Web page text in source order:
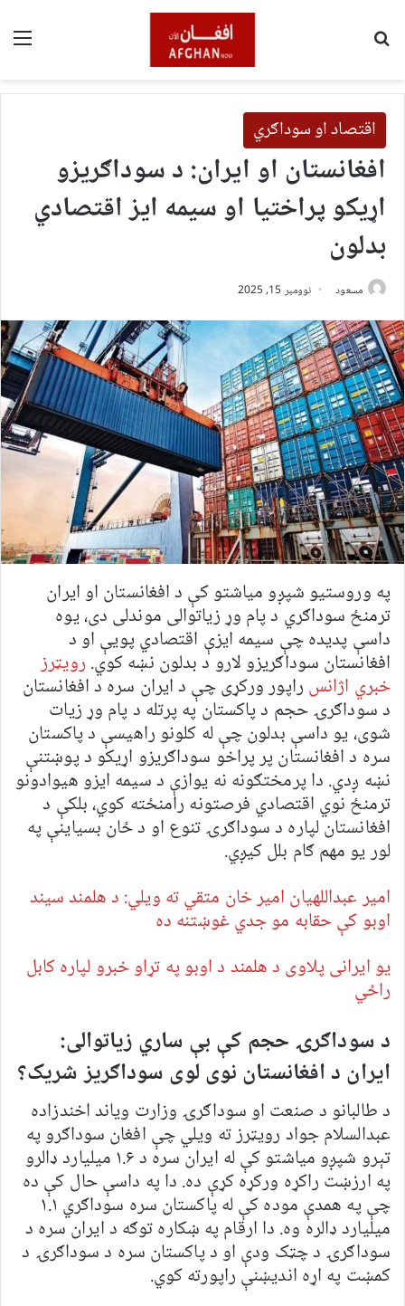
اقتصاد او سوداګري
افغانستان او ایران: د سوداګریزو
اړیکو پراختیا او سیمه ایز اقتصادي
بدلون
مسعود نوومبر 15, 2025
په وروستیو شپږو میاشتو کې د افغانستان او ایران
ترمنځ سوداګري د پام وړ زیاتوالی موندلی دی، یوه
داسې پدیده چې سیمه ایزې اقتصادي پویې او د
افغانستان سوداګریزو لارو د بدلون نښه کوي. رویټرز
خبري اژانس راپور ورکړی چې د ایران سره د افغانستان
د سوداګرۍ حجم د پاکستان په پرتله د پام وړ زیات
شوی، یو داسې بدلون چې له کلونو راهیسې د پاکستان
سره د افغانستان پر پراخو سوداګریزو اړیکو د پوښتنې
نښه ږدي. دا پرمختګونه نه یوازې د سیمه ایزو هیوادونو
ترمنځ نوي اقتصادي فرصتونه رامنځته کوي، بلکې د
افغانستان لپاره د سوداګرۍ تنوع او د ځان بسیاینې په
لور یو مهم ګام بلل کیږي.
امیر عبداللهیان امیر خان متقي ته ویلي: د هلمند سیند
اوبو کې حقابه مو جدي غوښتنه ده
یو ایرانی پلاوی د هلمند د اوبو په تړاو خبرو لپاره کابل
راځي
د سوداګرۍ حجم کې بې ساري زیاتوالی:
ایران د افغانستان نوی لوی سوداګریز شریک؟
د طالبانو د صنعت او سوداګرۍ وزارت ویاند اخندزاده
عبدالسلام جواد رویټرز ته ویلي چې افغان سوداګرو په
تېرو شپږو میاشتو کې له ایران سره د ۱.۶ میلیارد ډالرو
په ارزښت راکړه ورکړه کړې ده. دا په داسې حال کې ده
چې په همدې موده کې له پاکستان سره سوداګري ۱.۱
میلیارد ډالره وه. دا ارقام په ښکاره توګه د ایران سره د
سوداګرۍ د چټک ودې او د پاکستان سره د سوداګرۍ د
کمښت په اړه اندیښنې راپورته کوي.